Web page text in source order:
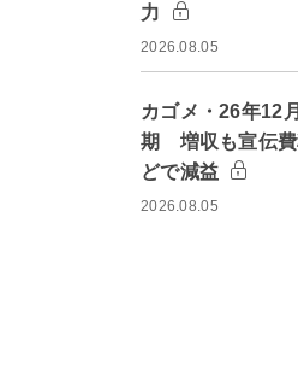
力
2026.08.05
カゴメ・26年12
期 増収も宣伝費
どで減益
2026.08.05